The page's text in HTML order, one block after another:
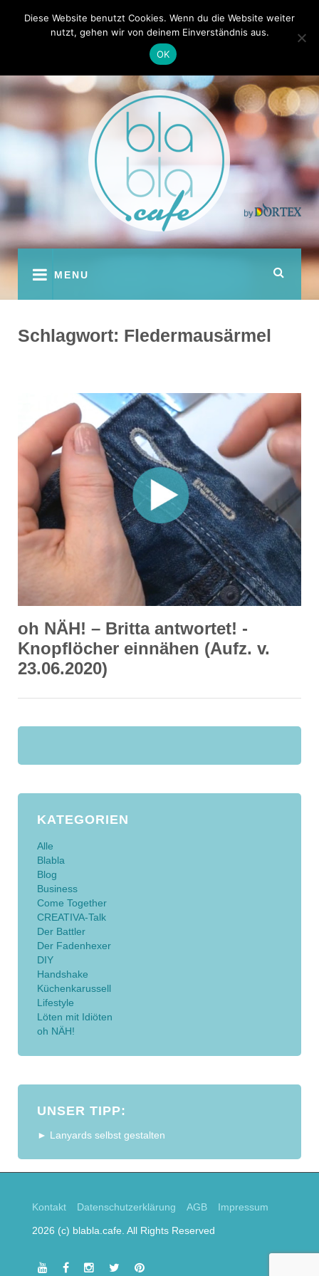
Kontakt Autoren
youtubefacebook
instagram
twitterpinterest
MENU
Schlagwort: Fledermausärmel
oh NÄH! – Britta antwortet! -
Knopflöcher einnähen (Aufz. v.
23.06.2020)
KATEGORIEN
Alle
Blabla
Blog
Business
Come Together
CREATIVA-Talk
Der Battler
Der Fadenhexer
DIY
Handshake
Küchenkarussell
Lifestyle
Löten mit Idiöten
oh NÄH!
UNSER TIPP:
► Lanyards selbst gestalten
2026 (c) blabla.cafe. All Rights Reserved
Kontakt Datenschutzerklärung AGB Impressum
Diese Website benutzt Cookies. Wenn du die Website weiter
nutzt, gehen wir von deinem Einverständnis aus.
OK